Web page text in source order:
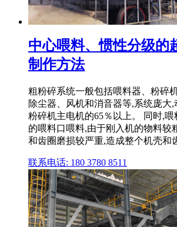
中心喂料、惯性分级的
制作方法
粗粉碎系统一般包括喂料器、粉碎
除尘器、风机和消音器等,系统庞大
粉碎机主电机的65％以上。 同时,
的喂料口喂料,由于刚入机的物料较
和齿圈磨损较严重,造成整个机壳和
联系电话: 180 3780 8511